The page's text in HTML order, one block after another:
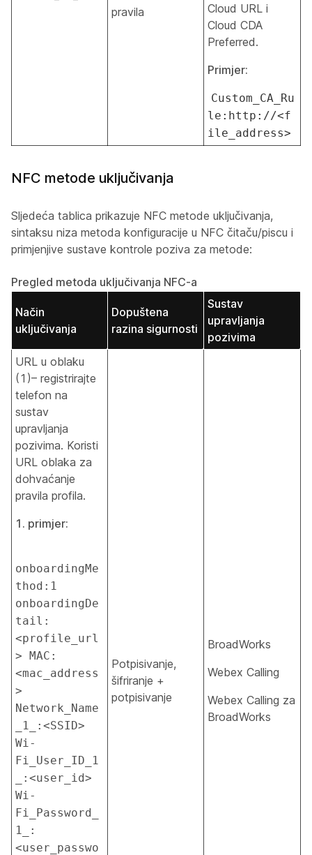
pravila
Cloud URL i
Cloud CDA
Preferred.
Primjer:
Custom_CA_Ru
le:http://<f
ile_address>
NFC metode uključivanja
Sljedeća tablica prikazuje NFC metode uključivanja,
sintaksu niza metoda konfiguracije u NFC čitaču/piscu i
primjenjive sustave kontrole poziva za metode:
Pregled metoda uključivanja NFC-a
Način
uključivanja
Dopuštena
razina sigurnosti
Sustav
upravljanja
pozivima
URL u oblaku
(1)– registrirajte
telefon na
sustav
upravljanja
pozivima. Koristi
URL oblaka za
dohvaćanje
pravila profila.
1. primjer:
onboardingMe
thod:1
onboardingDe
tail:
<profile_url
> MAC:
<mac_address
>
Network_Name
_1_:<SSID>
Wi-
Fi_User_ID_1
_:<user_id>
Wi-
Fi_Password_
1_:
<user_passwo
Potpisivanje,
šifriranje +
potpisivanje
BroadWorks
Webex Calling
Webex Calling za
BroadWorks